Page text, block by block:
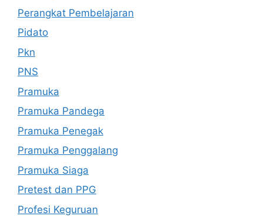
Perangkat Pembelajaran
Pidato
Pkn
PNS
Pramuka
Pramuka Pandega
Pramuka Penegak
Pramuka Penggalang
Pramuka Siaga
Pretest dan PPG
Profesi Keguruan